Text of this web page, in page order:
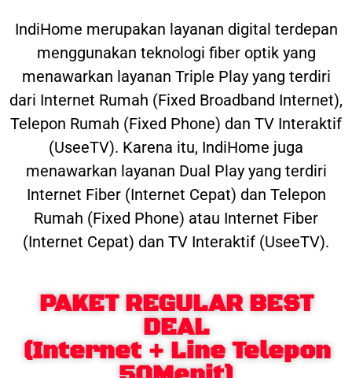
IndiHome merupakan layanan digital terdepan
menggunakan teknologi fiber optik yang
menawarkan layanan Triple Play yang terdiri
dari Internet Rumah (Fixed Broadband Internet),
Telepon Rumah (Fixed Phone) dan TV Interaktif
(UseeTV). Karena itu, IndiHome juga
menawarkan layanan Dual Play yang terdiri
Internet Fiber (Internet Cepat) dan Telepon
Rumah (Fixed Phone) atau Internet Fiber
(Internet Cepat) dan TV Interaktif (UseeTV).
PAKET REGULAR BEST
DEAL
(Internet + Line Telepon